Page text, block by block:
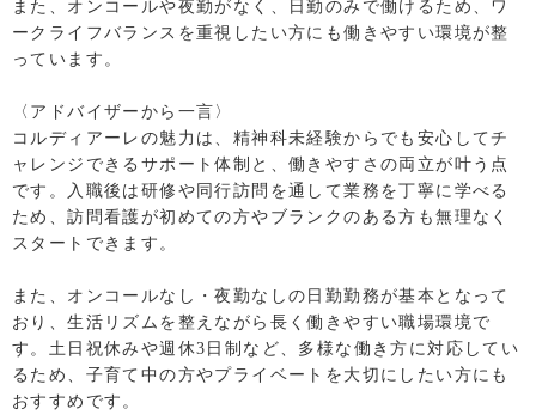
また、オンコールや夜勤がなく、日勤のみで働けるため、ワ
ークライフバランスを重視したい方にも働きやすい環境が整
っています。
〈アドバイザーから一言〉
コルディアーレの魅力は、精神科未経験からでも安心してチ
ャレンジできるサポート体制と、働きやすさの両立が叶う点
です。入職後は研修や同行訪問を通して業務を丁寧に学べる
ため、訪問看護が初めての方やブランクのある方も無理なく
スタートできます。
また、オンコールなし・夜勤なしの日勤勤務が基本となって
おり、生活リズムを整えながら長く働きやすい職場環境で
す。土日祝休みや週休3日制など、多様な働き方に対応してい
るため、子育て中の方やプライベートを大切にしたい方にも
おすすめです。